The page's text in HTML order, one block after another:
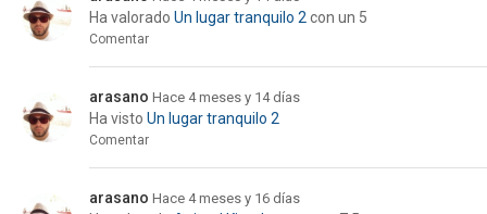
Ha valorado Un lugar tranquilo 2 con un 5
Comentar
arasano Hace 4 meses y 14 días
Ha visto Un lugar tranquilo 2
Comentar
arasano Hace 4 meses y 16 días